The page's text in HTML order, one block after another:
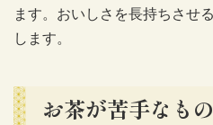
ます。おいしさを長持ちさせ
します。
お茶が苦手なもの